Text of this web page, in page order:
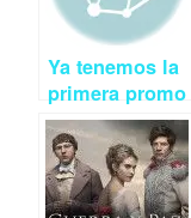
Ya tenemos la
primera promo
de la segunda
temporada de
Les Revenants